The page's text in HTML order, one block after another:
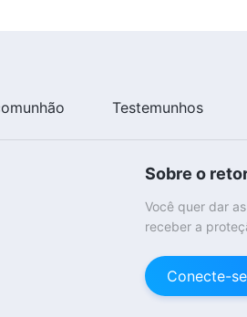
Testemunhos
Sobre o
Você quer dar
receber a
Conecte-